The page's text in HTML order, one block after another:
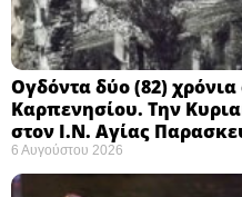
Ογδόντα δύο (82)
Καρπενησίου. Την
στον Ι.Ν. Αγίας
6 Αυγούστου 2026